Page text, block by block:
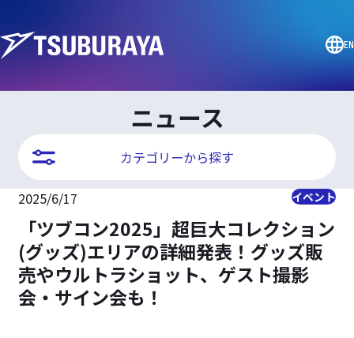
EN
ニュース
カテゴリーから探す
2025/6/17 イベント
「ツブコン2025」超巨大コレクション
(グッズ)エリアの詳細発表！グッズ販
売やウルトラショット、ゲスト撮影
会・サイン会も！